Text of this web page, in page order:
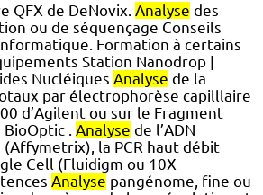
de DeNovix. Analyse des
ou de séquençage Conseils
Formation à certains
Station Nanodrop |
Nucléiques Analyse de la
par électrophorèse capilllaire
d’Agilent ou sur le Fragment
. Analyse de l’ADN
la PCR haut débit
Cell (Fluidigm ou 10X
Analyse pangénome, fine ou